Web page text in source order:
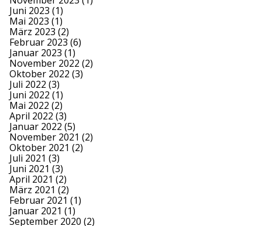
Juni 2023 (1)
Mai 2023 (1)
März 2023 (2)
Februar 2023 (6)
Januar 2023 (1)
November 2022 (2)
Oktober 2022 (3)
Juli 2022 (3)
Juni 2022 (1)
Mai 2022 (2)
April 2022 (3)
Januar 2022 (5)
November 2021 (2)
Oktober 2021 (2)
Juli 2021 (3)
Juni 2021 (3)
April 2021 (2)
März 2021 (2)
Februar 2021 (1)
Januar 2021 (1)
September 2020 (2)